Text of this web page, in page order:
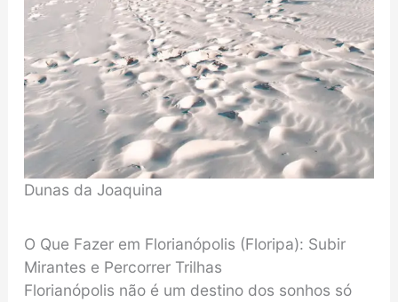
Dunas da Joaquina
O Que Fazer em Florianópolis (Floripa): Subir
Mirantes e Percorrer Trilhas
Florianópolis não é um destino dos sonhos só